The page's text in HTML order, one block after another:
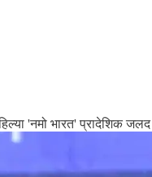
'नमो भारत' प्रादेशिक